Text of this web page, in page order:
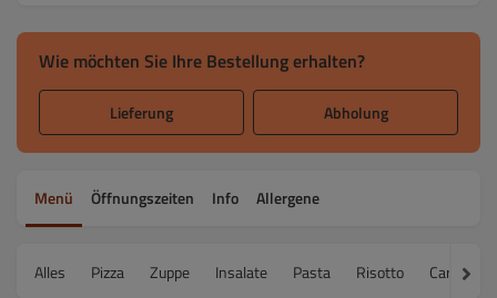
Wie möchten Sie Ihre Bestellung erhalten?
Lieferung Abholung
Menü Öffnungszeiten Info Allergene
Alles Pizza Zuppe Insalate Pasta Risotto Carne